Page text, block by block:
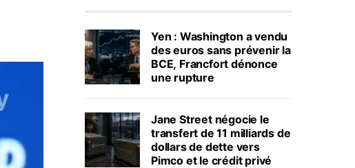
Yen : Washington a vendu
des euros sans prévenir la
BCE, Francfort dénonce
une rupture
Jane Street négocie le
transfert de 11 milliards de
dollars de dette vers
Pimco et le crédit privé